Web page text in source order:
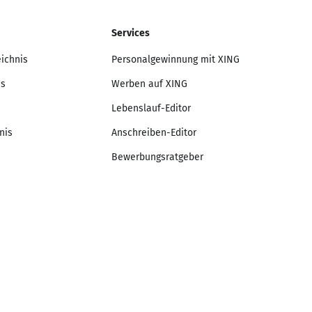
Services
Personalgewinnung mit XING
Werben auf XING
Lebenslauf-Editor
Anschreiben-Editor
Bewerbungsratgeber